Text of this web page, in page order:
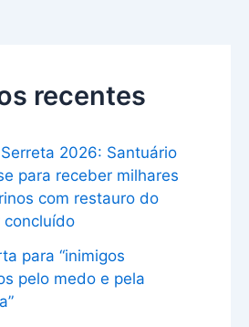
recentes
2026: Santuário
para receber milhares
com restauro do
para “inimigos
pelo medo e pela